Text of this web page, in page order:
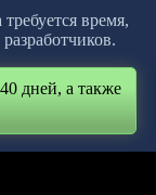
время,
дней, а также